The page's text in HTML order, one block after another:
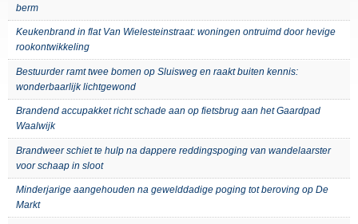
berm
Keukenbrand in flat Van Wielesteinstraat: woningen ontruimd door hevige
rookontwikkeling
Bestuurder ramt twee bomen op Sluisweg en raakt buiten kennis:
wonderbaarlijk lichtgewond
Brandend accupakket richt schade aan op fietsbrug aan het Gaardpad
Waalwijk
Brandweer schiet te hulp na dappere reddingspoging van wandelaarster
voor schaap in sloot
Minderjarige aangehouden na gewelddadige poging tot beroving op De
Markt